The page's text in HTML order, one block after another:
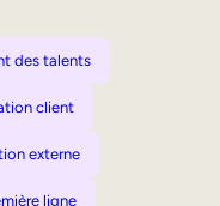
des talents
client
externe
ligne